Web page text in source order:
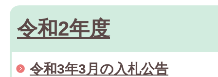
令和2年度
令和3年3月の入札公告